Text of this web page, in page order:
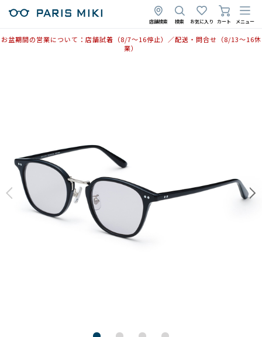
店舗検索 検索 お気に入り カート メニュー
お盆期間の営業について：店舗試着（8/7〜16停止）／配送・問合せ（8/13〜16休
業）